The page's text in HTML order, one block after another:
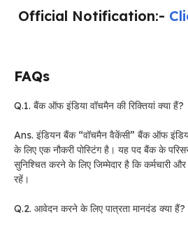
Official Notification:-
FAQs
Q.1. बैंक ऑफ इंडिया वॉचमैन की रिक्तियां क्या हैं?
Ans. इंडियन बैंक “वॉचमैन वैकेंसी” बैंक ऑफ
के लिए एक नौकरी पोस्टिंग है। यह पद बैंक के
सुनिश्चित करने के लिए जिम्मेदार है कि कर्मचारी और
रहें।
Q.2. आवेदन करने के लिए पात्रता मानदंड क्या हैं?